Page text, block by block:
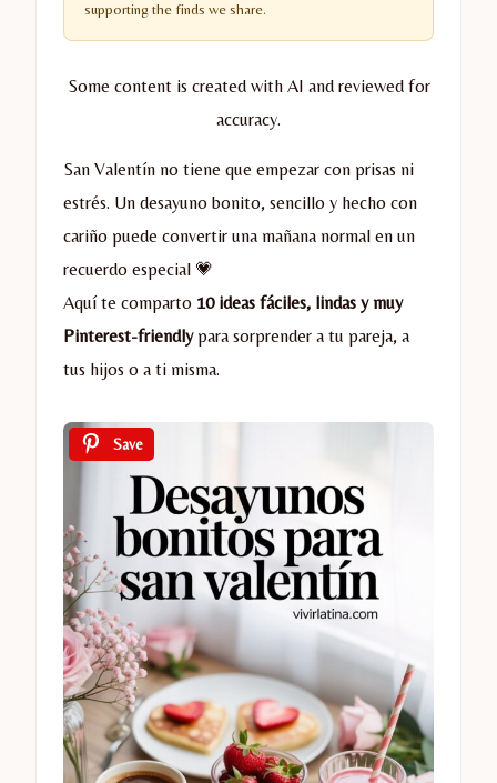
supporting the finds we share.
Some content is created with AI and reviewed for
accuracy.
San Valentín no tiene que empezar con prisas ni
estrés. Un desayuno bonito, sencillo y hecho con
cariño puede convertir una mañana normal en un
recuerdo especial 💗
Aquí te comparto 10 ideas fáciles, lindas y muy
Pinterest-friendlypara sorprender a tu pareja, a
tus hijos o a ti misma.
Save